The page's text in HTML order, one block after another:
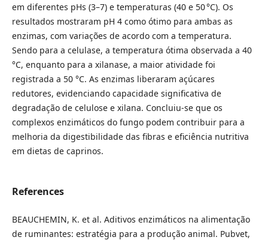
em diferentes pHs (3–7) e temperaturas (40 e 50 °C). Os
resultados mostraram pH 4 como ótimo para ambas as
enzimas, com variações de acordo com a temperatura.
Sendo para a celulase, a temperatura ótima observada a 40
°C, enquanto para a xilanase, a maior atividade foi
registrada a 50 °C. As enzimas liberaram açúcares
redutores, evidenciando capacidade significativa de
degradação de celulose e xilana. Concluiu-se que os
complexos enzimáticos do fungo podem contribuir para a
melhoria da digestibilidade das fibras e eficiência nutritiva
em dietas de caprinos.
References
BEAUCHEMIN, K. et al. Aditivos enzimáticos na alimentação
de ruminantes: estratégia para a produção animal. Pubvet,